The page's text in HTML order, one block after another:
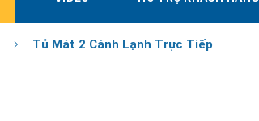
Tủ Mát 2 Cánh Lạnh Trực Tiếp